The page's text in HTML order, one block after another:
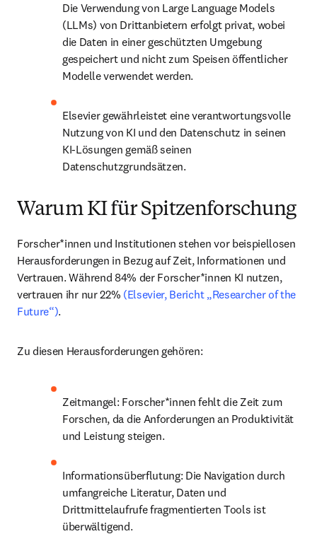
Die Verwendung von Large Language Models
(LLMs) von Drittanbietern erfolgt privat, wobei
die Daten in einer geschützten Umgebung
gespeichert und nicht zum Speisen öffentlicher
Modelle verwendet werden.
Elsevier gewährleistet eine verantwortungsvolle
Nutzung von KI und den Datenschutz in seinen
KI-Lösungen gemäß seinen
Datenschutzgrundsätzen.
Warum KI für Spitzenforschung
Forscher*innen und Institutionen stehen vor beispiellosen
Herausforderungen in Bezug auf Zeit, Informationen und
Vertrauen. Während 84% der Forscher*innen KI nutzen,
vertrauen ihr nur 22% (Elsevier, Bericht „Researcher of the
Future“).
Zu diesen Herausforderungen gehören:
Zeitmangel: Forscher*innen fehlt die Zeit zum
Forschen, da die Anforderungen an Produktivität
und Leistung steigen.
Informationsüberflutung: Die Navigation durch
umfangreiche Literatur, Daten und
Drittmittelaufrufe fragmentierten Tools ist
überwältigend.